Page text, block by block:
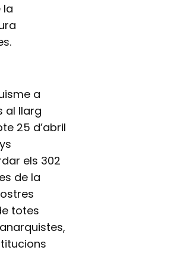
la
a
al llarg
25 d’abril
els 302
de la
totes